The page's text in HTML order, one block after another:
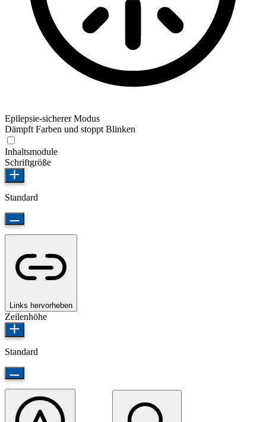
Epilepsie-sicherer Modus
Dämpft Farben und stoppt Blinken
Inhaltsmodule
Schriftgröße
Standard
Links hervorheben
Zeilenhöhe
Standard